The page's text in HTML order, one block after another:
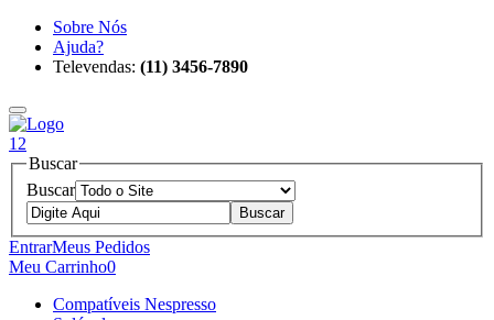
Sobre Nós
Ajuda?
Televendas: (11) 3456-7890
12
Buscar
Buscar
EntrarMeus Pedidos
Meu Carrinho0
Compatíveis Nespresso